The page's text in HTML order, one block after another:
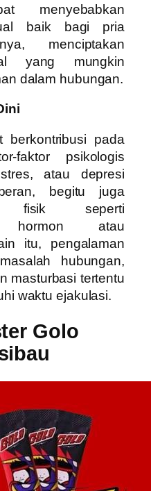
menyebabkan
baik bagi pria
menciptakan
yang mungkin
dalam hubungan.
berkontribusi pada
faktor psikologis
atau depresi
begitu juga
fisik seperti
hormon atau
itu, pengalaman
hubungan,
masturbasi tertentu
waktu ejakulasi.
Golo